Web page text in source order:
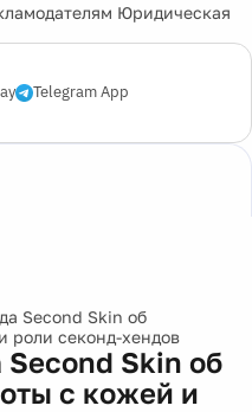
Юридическая
Telegram App
Second Skin об
роли секонд-хендов
Second Skin об
с кожей и